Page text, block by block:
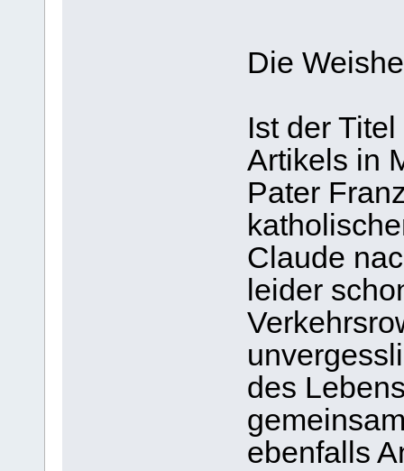
Die
Ist der
Artikels in
Pater
Claude
leider
des
ebenfalls